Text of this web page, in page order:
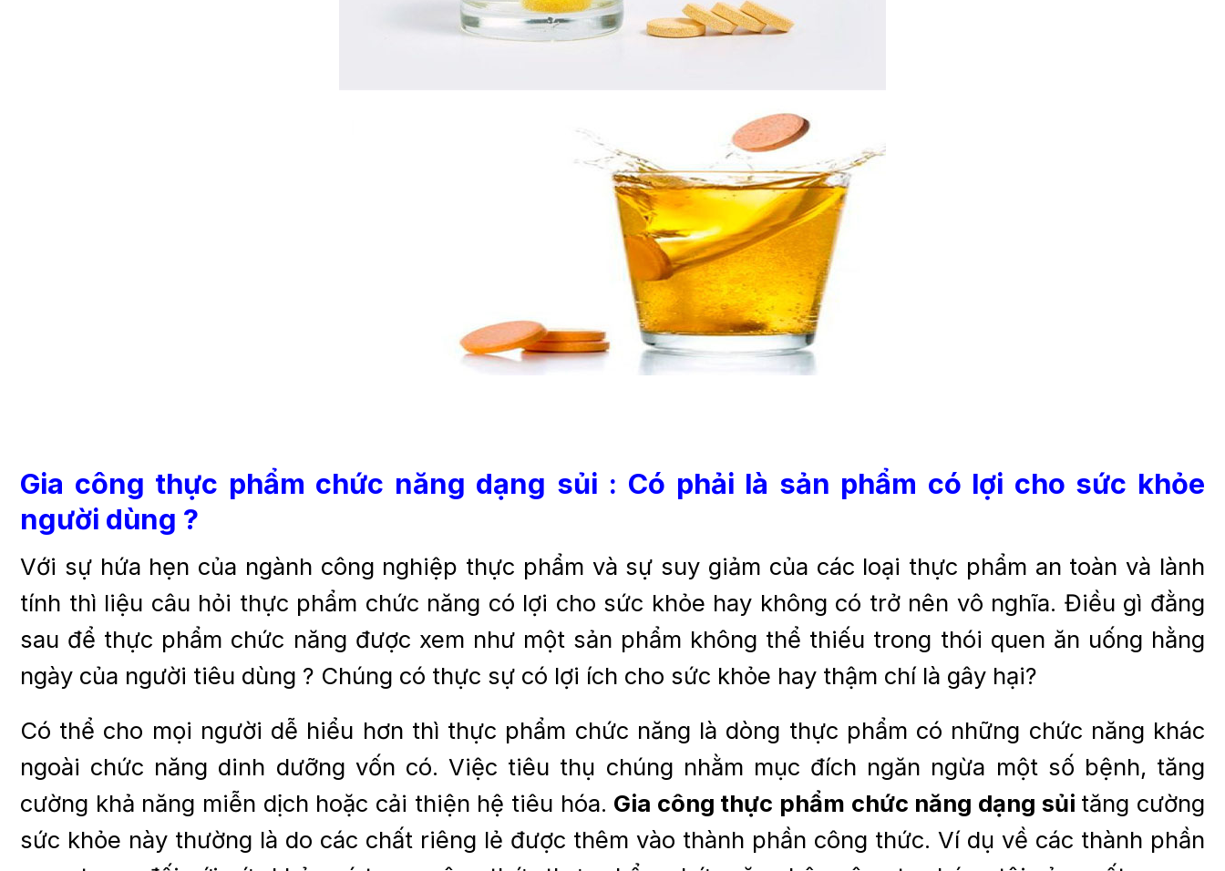
Gia công thực phẩm chức năng dạng sủi : Có phải là sản phẩm có lợi cho sức khỏe
người dùng ?
Với sự hứa hẹn của ngành công nghiệp thực phẩm và sự suy giảm của các loại thực phẩm an toàn và lành
tính thì liệu câu hỏi thực phẩm chức năng có lợi cho sức khỏe hay không có trở nên vô nghĩa. Điều gì đằng
sau để thực phẩm chức năng được xem như một sản phẩm không thể thiếu trong thói quen ăn uống hằng
ngày của người tiêu dùng ? Chúng có thực sự có lợi ích cho sức khỏe hay thậm chí là gây hại?
Có thể cho mọi người dễ hiểu hơn thì thực phẩm chức năng là dòng thực phẩm có những chức năng khác
ngoài chức năng dinh dưỡng vốn có. Việc tiêu thụ chúng nhằm mục đích ngăn ngừa một số bệnh, tăng
cường khả năng miễn dịch hoặc cải thiện hệ tiêu hóa. Gia công thực phẩm chức năng dạng sủi tăng cường
sức khỏe này thường là do các chất riêng lẻ được thêm vào thành phần công thức. Ví dụ về các thành phần